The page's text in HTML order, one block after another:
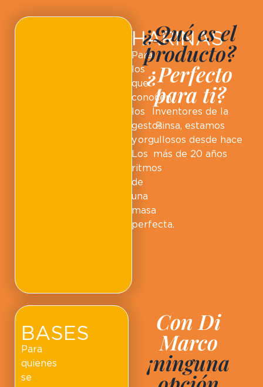
HARINAS
Para
los
que
conocen
los
gestos
y
Los
ritmos
de
una
masa
perfecta.
¿Qué es el
producto?
¿Perfecto
para ti?
Inventores de la
Pinsa, estamos
orgullosos desde hace
más de 20 años
Con Di
Marco
¡ninguna
BASES
Para
quienes
se